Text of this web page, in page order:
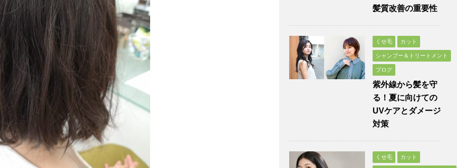
髪質改善の重要性
くせ毛 カット
シャンプー＆トリートメント
ブログ
紫外線から髪を守
る！夏に向けての
UVケアとダメージ
対策
くせ毛 カット